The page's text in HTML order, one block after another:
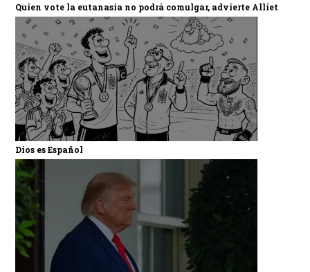
Quien vote la eutanasia no podrá comulgar, advierte Alliet
Dios es Español